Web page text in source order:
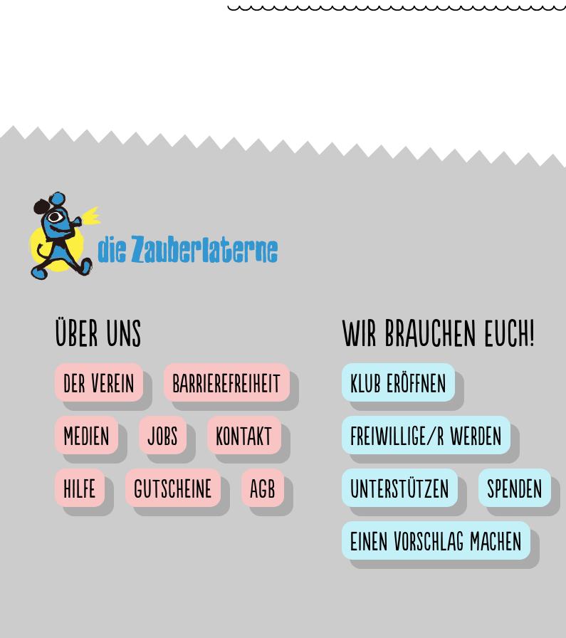
Über uns
Der Verein
Barrierefreiheit
Medien
Jobs
Kontakt
Hilfe
Gutscheine AGB
Wir brauchen euch!
Klub eröffnen
Freiwillige/r werden
Unterstützen
Spenden
Einen Vorschlag machen